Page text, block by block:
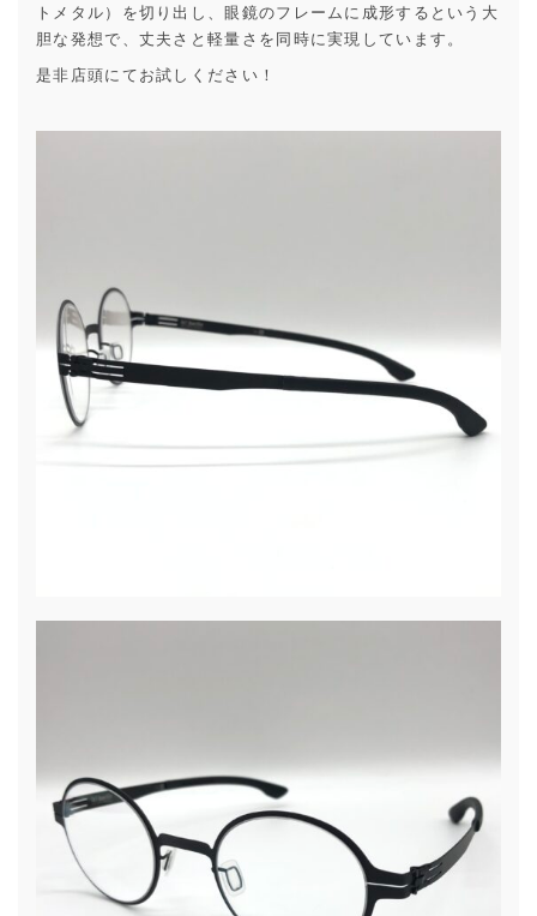
トメタル）を切り出し、眼鏡のフレームに成形するという大
胆な発想で、丈夫さと軽量さを同時に実現しています。
是非店頭にてお試しください！